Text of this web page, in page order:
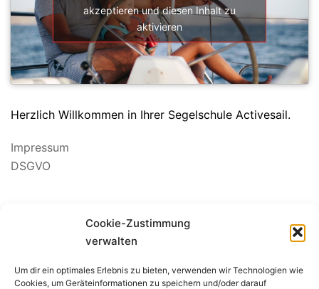
Cookie-Zustimmung
verwalten
Um dir ein optimales Erlebnis zu bieten, verwenden wir Technologien wie
Cookies, um Geräteinformationen zu speichern und/oder darauf
akzeptieren und diesen Inhalt zu
aktivieren
Herzlich Willkommen in Ihrer Segelschule Activesail.
Impressum
DSGVO
BEWERTUNG SEGELSCHULE